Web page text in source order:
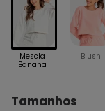
Mescla
Banana
Blush
Tamanhos